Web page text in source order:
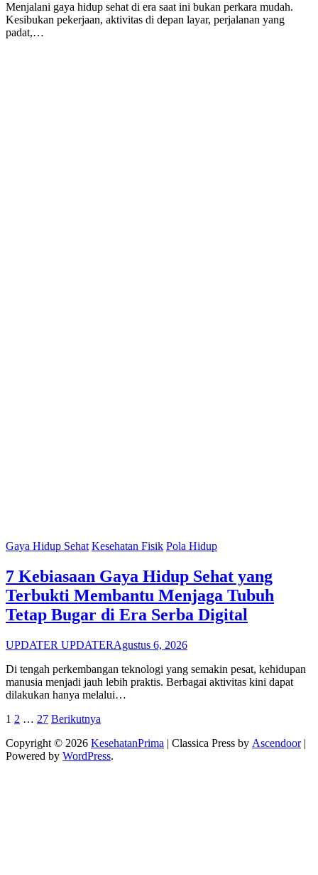
Menjalani gaya hidup sehat di era saat ini bukan perkara mudah.
Kesibukan pekerjaan, aktivitas di depan layar, perjalanan yang
padat,…
Gaya Hidup Sehat Kesehatan Fisik Pola Hidup
7 Kebiasaan Gaya Hidup Sehat yang
Terbukti Membantu Menjaga Tubuh
Tetap Bugar di Era Serba Digital
UPDATER UPDATERAgustus 6, 2026
Di tengah perkembangan teknologi yang semakin pesat, kehidupan
manusia menjadi jauh lebih praktis. Berbagai aktivitas kini dapat
dilakukan hanya melalui…
Paginasi
pos
1 2 … 27 Berikutnya
Copyright © 2026 KesehatanPrima | Classica Press by Ascendoor|
Powered by WordPress.